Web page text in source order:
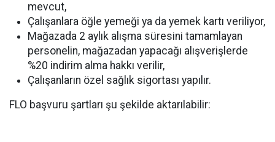
mevcut,
Çalışanlara öğle yemeği ya da yemek kartı veriliyor,
Mağazada 2 aylık alışma süresini tamamlayan
personelin, mağazadan yapacağı alışverişlerde
%20 indirim alma hakkı verilir,
Çalışanların özel sağlık sigortası yapılır.
FLO başvuru şartları şu şekilde aktarılabilir: